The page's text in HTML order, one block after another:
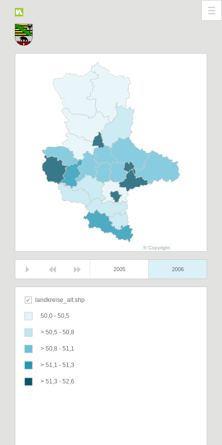
© Copyright
2005 2006
landkreise_alt.shp
50,0 - 50,5
> 50,5 - 50,8
> 50,8 - 51,1
> 51,1 - 51,3
> 51,3 - 52,6